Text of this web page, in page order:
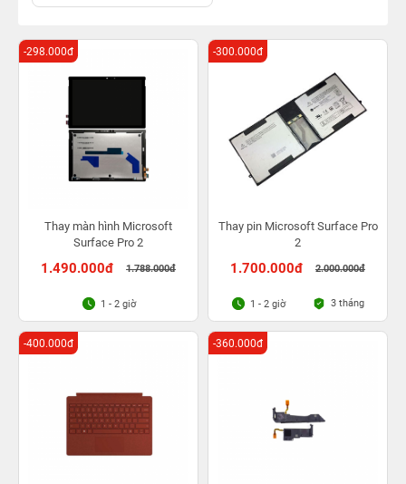
Thay màn hình Microsoft
Surface Pro 2
1.490.000đ 1.788.000đ
-298.000đ
1 - 2 giờ
Thay pin Microsoft Surface Pro
2
1.700.000đ 2.000.000đ
-300.000đ
1 - 2 giờ 3 tháng
-400.000đ -360.000đ